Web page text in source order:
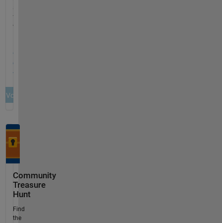
Community
Treasure
Hunt
Find
the